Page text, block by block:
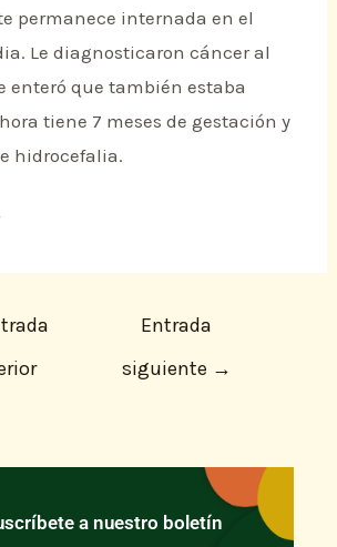
permanece internada en el
Le diagnosticaron cáncer al
enteró que también estaba
tiene 7 meses de gestación y
hidrocefalia.
Entrada
siguiente →
a nuestro boletín